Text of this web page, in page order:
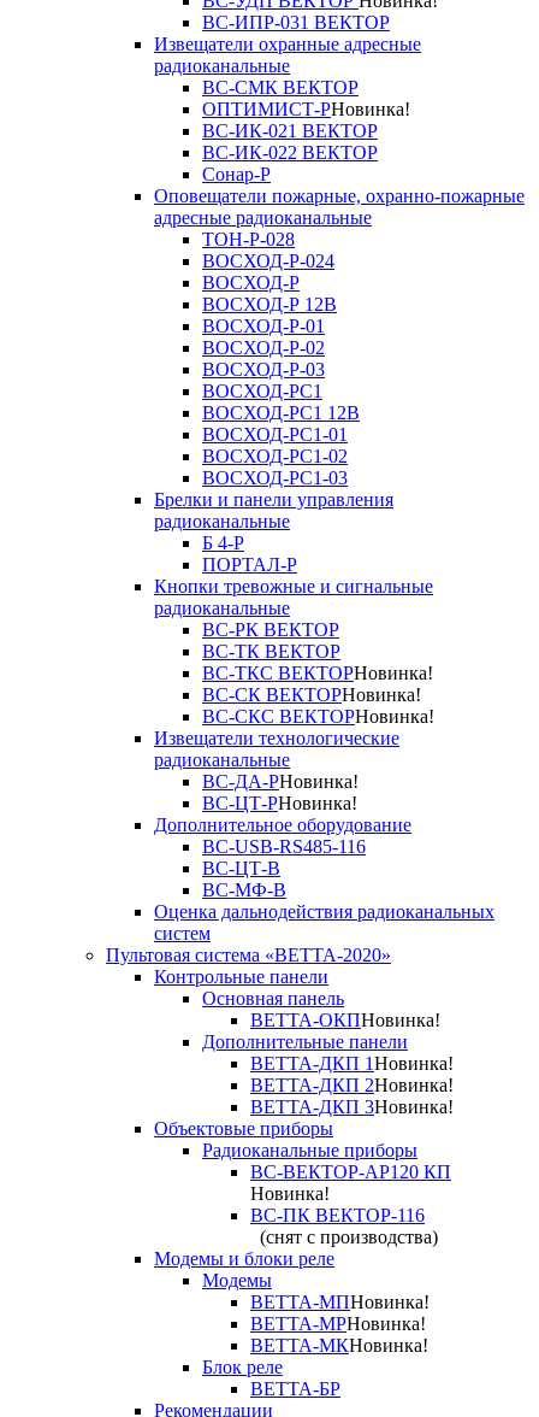
ВС-ИПР-031 ВЕКТОР
Извещатели охранные адресные
радиоканальные
ВС-СМК ВЕКТОР
ОПТИМИСТ-РНовинка!
ВС-ИК-021 ВЕКТОР
ВС-ИК-022 ВЕКТОР
Сонар-Р
Оповещатели пожарные, охранно-пожарные
адресные радиоканальные
ТОН-Р-028
ВОСХОД-Р-024
ВОСХОД-Р
ВОСХОД-Р 12В
ВОСХОД-Р-01
ВОСХОД-Р-02
ВОСХОД-Р-03
ВОСХОД-РС1
ВОСХОД-РС1 12В
ВОСХОД-РС1-01
ВОСХОД-РС1-02
ВОСХОД-РС1-03
Брелки и панели управления
радиоканальные
Б 4-Р
ПОРТАЛ-Р
Кнопки тревожные и сигнальные
радиоканальные
ВС-РК ВЕКТОР
ВС-ТК ВЕКТОР
ВС-ТКС ВЕКТОРНовинка!
ВС-СК ВЕКТОРНовинка!
ВС-СКС ВЕКТОРНовинка!
Извещатели технологические
радиоканальные
ВС-ДА-РНовинка!
ВС-ЦТ-РНовинка!
Дополнительное оборудование
ВС-USB-RS485-116
ВС-ЦТ-В
ВС-МФ-В
Оценка дальнодействия радиоканальных
систем
Пультовая система «ВЕТТА-2020»
Контрольные панели
Основная панель
ВЕТТА-ОКПНовинка!
Дополнительные панели
ВЕТТА-ДКП 1Новинка!
ВЕТТА-ДКП 2Новинка!
ВЕТТА-ДКП 3Новинка!
Объектовые приборы
Радиоканальные приборы
ВС-ВЕКТОР-АР120 КП
Новинка!
ВС-ПК ВЕКТОР-116
(снят с производства)
Модемы и блоки реле
Модемы
ВЕТТА-МПНовинка!
ВЕТТА-МРНовинка!
ВЕТТА-МКНовинка!
Блок реле
ВЕТТА-БР
Рекомендации